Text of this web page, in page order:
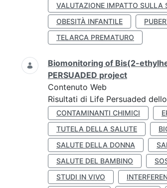
VALUTAZIONE IMPATTO SULLA
OBESITÀ INFANTILE
TELARCA PREMATURO
Biomonitoring of Bis(2-
PERSUADED project
Contenuto Web
Risultati di Life Persuaded
CONTAMINANTI CHIMICI
TUTELA DELLA SALUTE
SALUTE DELLA DONNA
SALUTE DEL BAMBINO
STUDI IN VIVO